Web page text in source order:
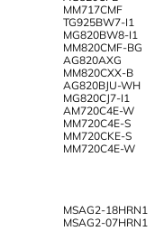
MM717CMF
TG925BW7-I1
MG820BW8-I1
MM820CMF-BG
AG820AXG
MM820CXX-B
AG820BJU-WH
MG820CJ7-I1
AM720C4E-W
MM720C4E-S
MM720CKE-S
MM720C4E-W
MSAG2-18HRN1
MSAG2-07HRN1